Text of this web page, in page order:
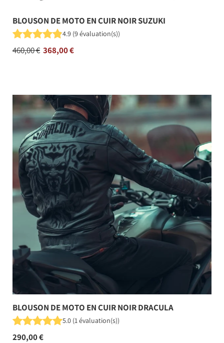
BLOUSON DE MOTO EN CUIR NOIR SUZUKI
4.9 (9évaluation(s))
Prix
460,00 € 368,00 €
BLOUSON DE MOTO EN CUIR NOIR DRACULA
5.0 (1évaluation(s))
290,00 €